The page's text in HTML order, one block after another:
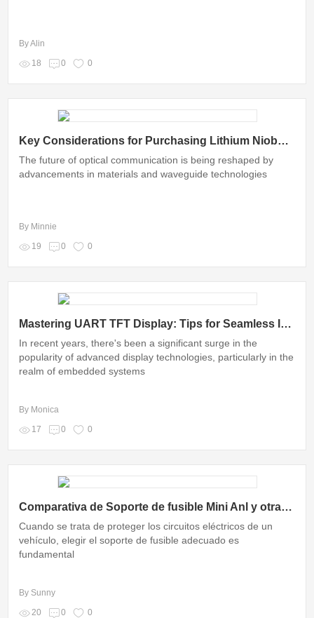
By Alin
18
0 0
Key Considerations for Purchasing Lithium Niobate Wafers
The future of optical communication is being reshaped by
advancements in materials and waveguide technologies
By Minnie
19
0 0
Mastering UART TFT Display: Tips for Seamless Integration
In recent years, there's been a significant surge in the
popularity of advanced display technologies, particularly in the
realm of embedded systems
By Monica
17
0 0
Comparativa de Soporte de fusible Mini Anl y otras opciones
Cuando se trata de proteger los circuitos eléctricos de un
vehículo, elegir el soporte de fusible adecuado es
fundamental
By Sunny
20
0 0